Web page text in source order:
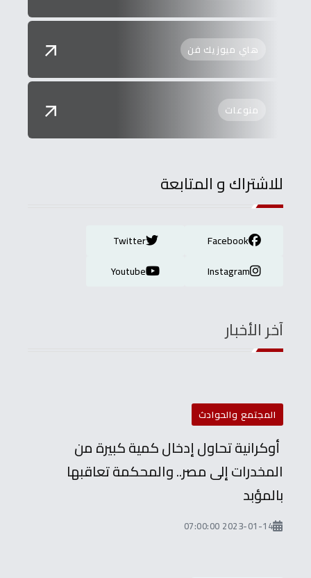
هاي ميوزيك فن
منوعات
للاشتراك و المتابعة
Facebook
Twitter
Instagram
Youtube
آخر الأخبار
المجتمع والحوادث
أوكرانية تحاول إدخال كمية كبيرة من
المخدرات إلى مصر.. والمحكمة تعاقبها
بالمؤبد
2023-01-14 07:00:00